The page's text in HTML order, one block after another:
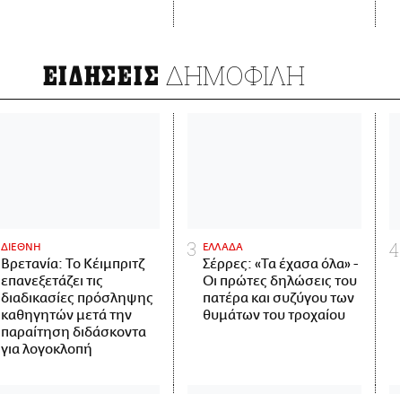
ΕΙΔΗΣΕΙΣ ΔΗΜΟΦΙΛΗ
ΔΙΕΘΝΗ
Βρετανία: Το Κέιμπριτζ
επανεξετάζει τις
διαδικασίες πρόσληψης
καθηγητών μετά την
παραίτηση διδάσκοντα
για λογοκλοπή
ΕΛΛΑΔΑ
Σέρρες: «Τα έχασα όλα» -
Οι πρώτες δηλώσεις του
πατέρα και συζύγου των
θυμάτων του τροχαίου